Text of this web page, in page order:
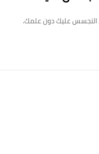
التجسس عليك دون علمك.